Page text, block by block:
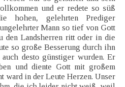
und er redete so süß
hohen, gelehrten Prediger
Mann so tief von Gott
den Landsherren ritt oder in die
so große Besserung durch ihn
desto günstiger wurden. Er
und diente Gott mit großem
ward in der Leute Herzen. Unser